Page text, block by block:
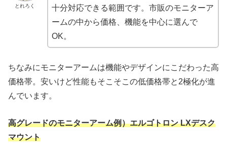
とれろく
十分対応できる範囲です。市販のモニターア
ームの中から価格、機能を中心に選んで
OK。
ちなみにモニターアームは機能やデザインにこだわった高
価格帯。安いけど性能もそこそこの低価格帯と2極化が進
んでいます。
高グレードのモニターアーム例）エルゴトロン LXデスク
マウント